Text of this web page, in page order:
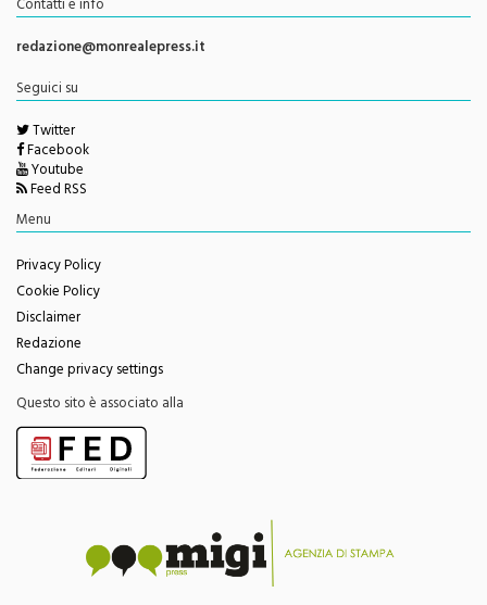
Direttore ResponsabileGiorgio Vaiana
Contatti e info
redazione@monrealepress.it
Seguici su
Twitter
Facebook
Youtube
Feed RSS
Privacy Policy
Cookie Policy
Disclaimer
Redazione
Change privacy settings
Questo sito è associato alla